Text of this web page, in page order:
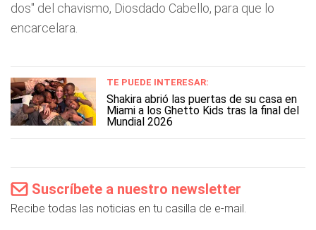
dos" del chavismo, Diosdado Cabello, para que lo
encarcelara.
TE PUEDE INTERESAR:
Shakira abrió las puertas de su casa en
Miami a los Ghetto Kids tras la final del
Mundial 2026
Suscríbete a nuestro newsletter
Recibe todas las noticias en tu casilla de e-mail.